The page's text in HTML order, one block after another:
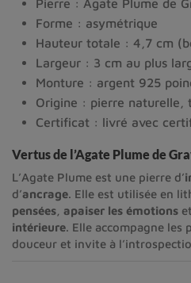
Pierre : Agate Plume de
Forme : asymétrique
Hauteur totale : 4,7 cm
Largeur : 3 cm au plus
Monture : argent 925
Origine : pierre naturelle,
Certificat : livré avec
Vertus de l’Agate Plume de
L’Agate Plume est une pierre d’
d’ancrage. Elle est utilisée en
pensées apaiser les émotions et
intérieure. Elle accompagne les
douceur et invite à